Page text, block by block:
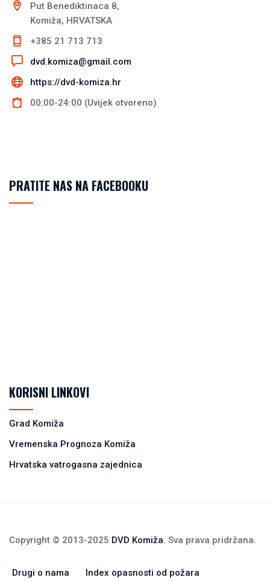
Put Benediktinaca 8,
Komiža, HRVATSKA
+385 21 713 713
dvd.komiza@gmail.com
https://dvd-komiza.hr
00:00-24:00 (Uvijek otvoreno)
PRATITE NAS NA FACEBOOKU
KORISNI LINKOVI
Grad Komiža
Vremenska Prognoza Komiža
Hrvatska vatrogasna zajednica
Copyright © 2013-2025 DVD Komiža. Sva prava pridržana.
Drugi o nama Index opasnosti od požara